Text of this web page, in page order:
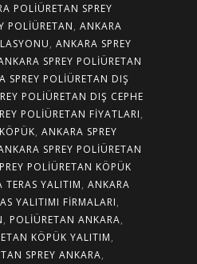
POLIÜRETAN SPREY
POLIÜRETAN, ANKARA
, ANKARA SPREY
SPREY POLIÜRETAN
SPREY POLIÜRETAN DIŞ
POLIÜRETAN DIŞ CEPHE
POLIÜRETAN FIYATLARI,
, ANKARA SPREY
SPREY POLIÜRETAN
POLIÜRETAN KÖPÜK
TERAS YALITIM, ANKARA
YALITIMI FIRMALARI,
, POLIÜRETAN ANKARA,
KÖPÜK YALITIM,
SPREY ANKARA,